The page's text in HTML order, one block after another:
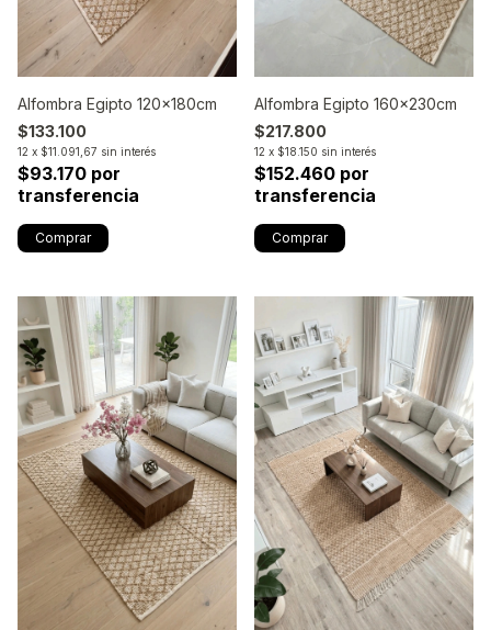
Alfombra Egipto 120x180cm
$133.100
12 x $11.091,67 sin interés
$93.170 por
transferencia
Alfombra Egipto 160x230cm
$217.800
12 x $18.150 sin interés
$152.460 por
transferencia